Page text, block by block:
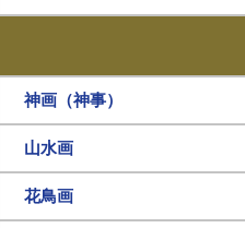
神画（神事）
山水画
花鳥画